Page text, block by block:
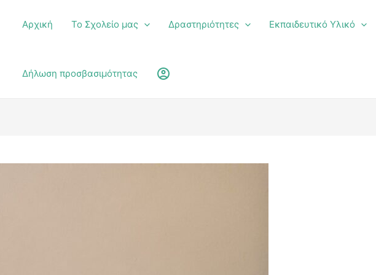
Αρχική Το Σχολείο μας Δραστηριότητες Εκπαιδευτικό Υλικό
Δήλωση προσβασιμότητας account_circle